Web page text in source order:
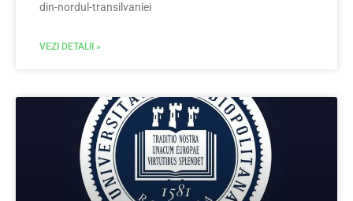
din-nordul-transilvaniei
VEZI DETALII »